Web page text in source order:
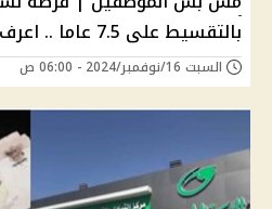
بالتقسيط على 7.5 عاما .. اعرف الشروط والأوراق
السبت 16/نوفمبر/2024 - 06:00 ص